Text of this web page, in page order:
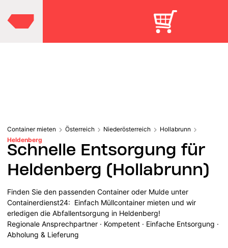
Container mieten Österreich Niederösterreich
Hollabrunn
Heldenberg
Schnelle Entsorgung für
Heldenberg (Hollabrunn)
Finden Sie den passenden Container oder Mulde unter
Containerdienst24: Einfach Müllcontainer mieten und wir
erledigen die Abfallentsorgung in Heldenberg!
Regionale Ansprechpartner · Kompetent · Einfache Entsorgung ·
Abholung & Lieferung